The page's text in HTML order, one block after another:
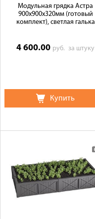
Модульная грядка Астра
900x900x320мм (готовый
комплект), светлая галька
4 600.00 руб.за штуку
Купить